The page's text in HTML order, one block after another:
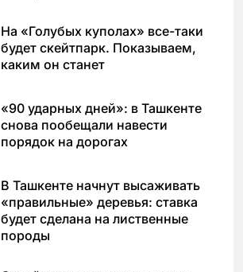
На «Голубых куполах» все-таки
будет скейтпарк. Показываем,
каким он станет
«90 ударных дней»: в Ташкенте
снова пообещали навести
порядок на дорогах
В Ташкенте начнут высаживать
«правильные» деревья: ставка
будет сделана на лиственные
породы